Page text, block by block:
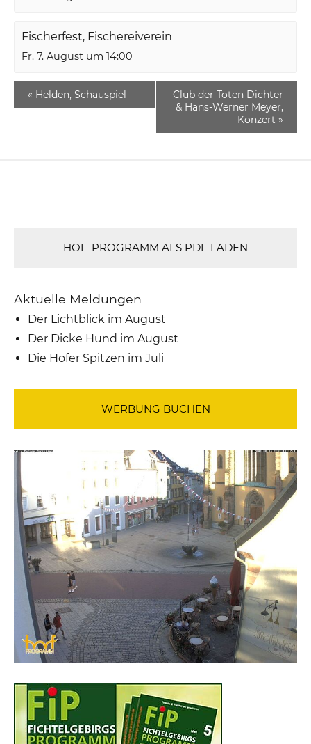
Fischerfest, Fischereiverein
Fr. 7. August um 14:00
« Helden, Schauspiel
Club der Toten Dichter
& Hans-Werner Meyer,
Konzert »
HOF-PROGRAMM ALS PDF LADEN
Aktuelle Meldungen
Der Lichtblick im August
Der Dicke Hund im August
Die Hofer Spitzen im Juli
WERBUNG BUCHEN